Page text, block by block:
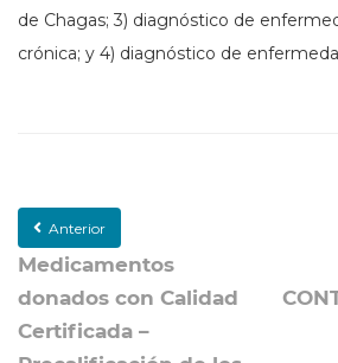
de Chagas; 3) diagnóstico de
crónica; y 4) diagnóstico de
Anterior
Medicamentos
donados con Calidad
Certificada –